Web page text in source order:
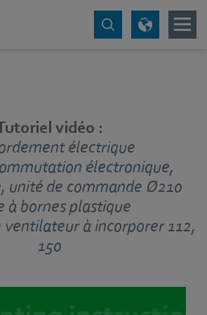
vidéo :
électrique
électronique,
unité de commande Ø210
à bornes plastique
à incorporer 112,
150